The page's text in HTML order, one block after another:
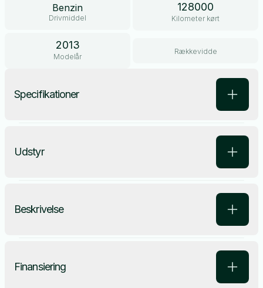
Benzin
Drivmiddel
128000
Kilometer kørt
2013
Modelår
Rækkevidde
Specifikationer
Udstyr
Beskrivelse
Finansiering